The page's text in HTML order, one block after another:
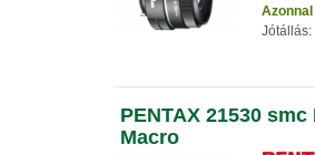
Jótállás:
PENTAX 21530 smc
Macro